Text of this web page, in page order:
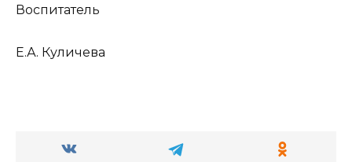
Воспитатель
Е.А. Куличева